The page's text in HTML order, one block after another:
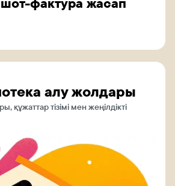
фактура жасап
алу жолдары
құжаттар тізімі мен жеңілдікті